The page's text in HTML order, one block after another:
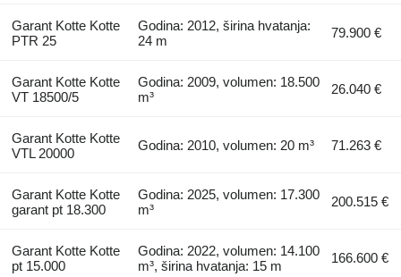
Garant Kotte Kotte
PTR 25
Godina: 2012, širina hvatanja:
24 m
79.900 €
Garant Kotte Kotte
VT 18500/5
Godina: 2009, volumen: 18.500
m³
26.040 €
Garant Kotte Kotte
VTL 20000
Godina: 2010, volumen: 20 m³ 71.263 €
Garant Kotte Kotte
garant pt 18.300
Godina: 2025, volumen: 17.300
m³
200.515 €
Garant Kotte Kotte
pt 15.000
Godina: 2022, volumen: 14.100
m³, širina hvatanja: 15 m
166.600 €